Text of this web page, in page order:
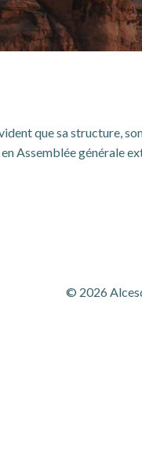
que sa structure,
Assemblée générale
© 2026